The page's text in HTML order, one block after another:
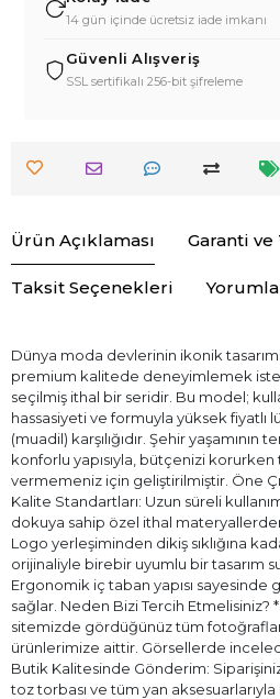
14 gün içinde ücretsiz iade imkanı
Güvenli Alışveriş
SSL sertifikalı 256-bit şifreleme
Ürün Açıklaması Garanti
Taksit Seçenekleri
Dünya moda devlerinin ikonik
premium kalitede deneyimlemek
seçilmiş ithal bir seridir. Bu model;
hassasiyeti ve formuyla yüksek
(muadil) karşılığıdır. Şehir yaşamının
konforlu yapısıyla, bütçenizi korurken
vermemeniz için geliştirilmiştir. Öne
Kalite Standartları: Uzun süreli
dokuya sahip özel ithal
Logo yerleşiminden dikiş sıklığına
orijinaliyle birebir uyumlu bir tasarım
Ergonomik iç taban yapısı sayesinde
sağlar. Neden Bizi Tercih Etmelisiniz?
sitemizde gördüğünüz tüm
ürünlerimize aittir. Görsellerde
Butik Kalitesinde Gönderim:
toz torbası ve tüm yan